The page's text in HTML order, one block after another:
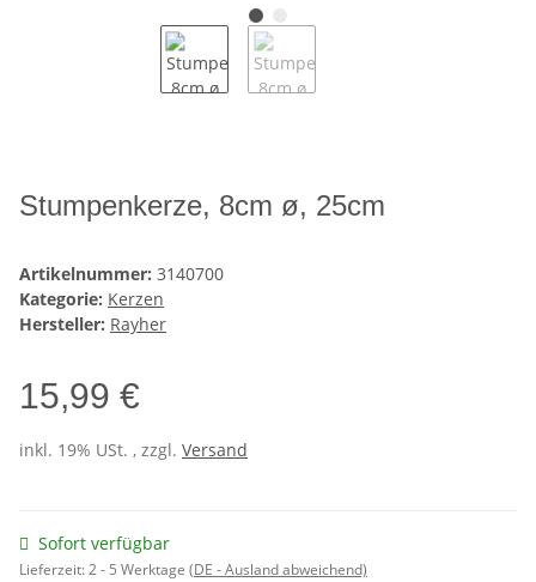
Stumpenkerze, 8cm ø, 25cm
Artikelnummer: 3140700
Kategorie: Kerzen
Hersteller: Rayher
15,99 €
inkl. 19% USt. , zzgl. Versand
Sofort verfügbar
Lieferzeit:2 - 5 Werktage (DE - Ausland abweichend)